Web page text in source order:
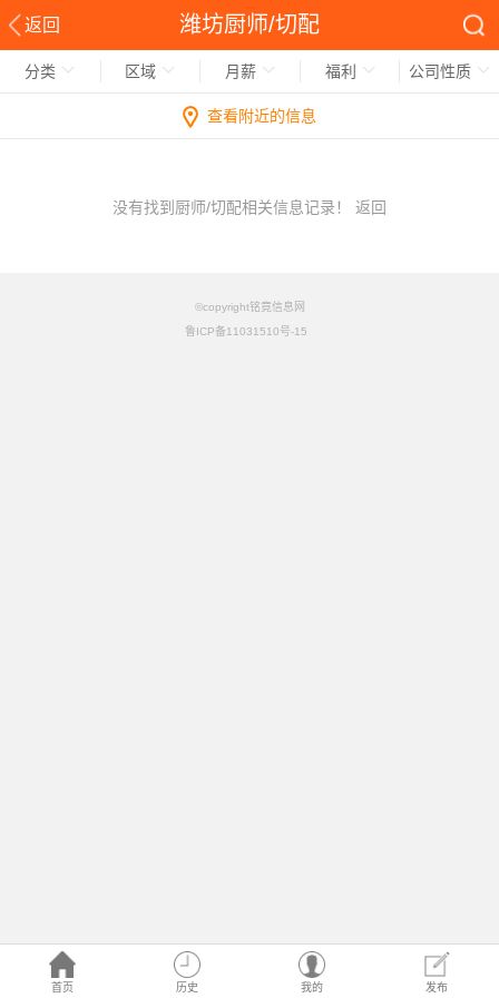
返回 潍坊厨师/切配
首页 历史 我的 发布
分类 区域 月薪 福利 公司性质
查看附近的信息
没有找到厨师/切配相关信息记录！ 返回
©copyright铭竟信息网
鲁ICP备11031510号-15